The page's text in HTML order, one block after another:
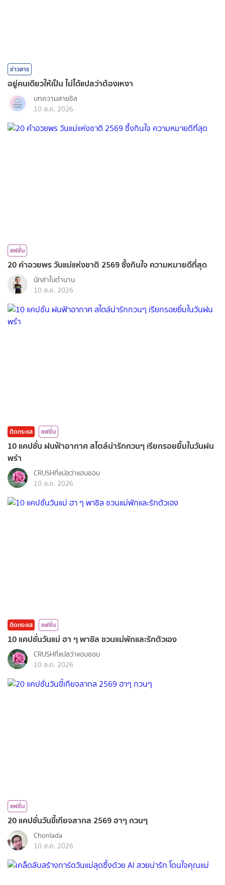
ข่าวสาร
อยู่คนเดียวให้เป็น ไม่ได้แปลว่าต้องเหงา
บทความสายชิล
10 ส.ค. 2026
แฟชั่น
20 คำอวยพร วันแม่แห่งชาติ 2569 ซึ้งกินใจ ความหมายดีที่สุด
นักล่าในตำนาน
10 ส.ค. 2026
ติดกระแส แฟชั่น
10 แคปชั่น ฝนฟ้าอากาศ สไตล์น่ารักกวนๆ เรียกรอยยิ้มในวันฝน
พรำ
CRUSHที่แปลว่าแอบชอบ
10 ส.ค. 2026
ติดกระแส แฟชั่น
10 แคปชั่นวันแม่ ฮา ๆ พาชิล ชวนแม่พักและรักตัวเอง
CRUSHที่แปลว่าแอบชอบ
10 ส.ค. 2026
แฟชั่น
20 แคปชั่นวันขี้เกียจสากล 2569 ฮาๆ กวนๆ
Chonlada
10 ส.ค. 2026